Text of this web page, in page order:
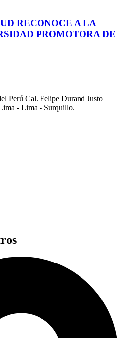
RECONOCE A LA
PROMOTORA DE
Perú Cal. Felipe Durand Justo
- Lima - Surquillo.